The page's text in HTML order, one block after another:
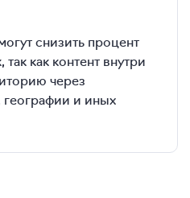
снизить процент
как контент внутри
через
и иных